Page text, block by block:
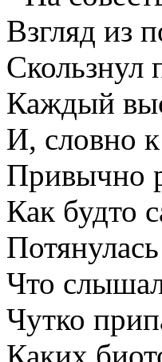
Взгляд из
Скользнул
Каждый
И, словно
Привычно
Как будто
Что
Чутко